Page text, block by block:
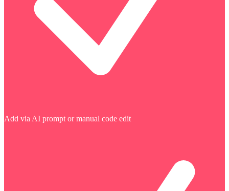
Add via AI prompt or manual code edit